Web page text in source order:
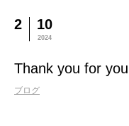
2 10
2024
Thank you for
ブログ